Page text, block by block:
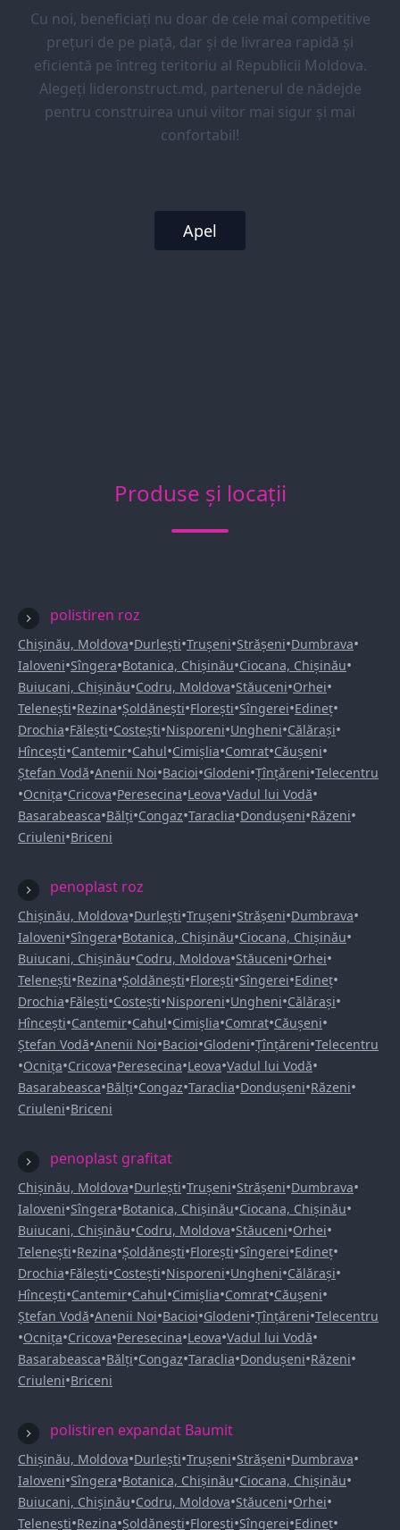
Cu noi, beneficiați nu doar de cele mai competitive
prețuri de pe piață, dar și de livrarea rapidă și
eficientă pe întreg teritoriu al Republicii Moldova.
Alegeți lideronstruct.md, partenerul de nădejde
pentru construirea unui viitor mai sigur și mai
confortabil!
Apel
Produse și locații
polistiren roz
Chișinău, Moldova•Durlești•Trușeni•Strășeni•Dumbrava•
Ialoveni•Sîngera•Botanica, Chișinău•Ciocana, Chișinău•
Buiucani, Chișinău•Codru, Moldova•Stăuceni•Orhei•
Telenești•Rezina•Șoldănești•Florești•Sîngerei•Edineț•
Drochia•Fălești•Costești•Nisporeni•Ungheni•Călărași•
Hîncești•Cantemir•Cahul•Cimișlia•Comrat•Căușeni•
Ștefan Vodă•Anenii Noi•Bacioi•Glodeni•Țînțăreni•Telecentru
•Ocnița•Cricova•Peresecina•Leova•Vadul lui Vodă•
Basarabeasca•Bălți•Congaz•Taraclia•Dondușeni•Răzeni•
Criuleni•Briceni
penoplast roz
Chișinău, Moldova•Durlești•Trușeni•Strășeni•Dumbrava•
Ialoveni•Sîngera•Botanica, Chișinău•Ciocana, Chișinău•
Buiucani, Chișinău•Codru, Moldova•Stăuceni•Orhei•
Telenești•Rezina•Șoldănești•Florești•Sîngerei•Edineț•
Drochia•Fălești•Costești•Nisporeni•Ungheni•Călărași•
Hîncești•Cantemir•Cahul•Cimișlia•Comrat•Căușeni•
Ștefan Vodă•Anenii Noi•Bacioi•Glodeni•Țînțăreni•Telecentru
•Ocnița•Cricova•Peresecina•Leova•Vadul lui Vodă•
Basarabeasca•Bălți•Congaz•Taraclia•Dondușeni•Răzeni•
Criuleni•Briceni
penoplast grafitat
Chișinău, Moldova•Durlești•Trușeni•Strășeni•Dumbrava•
Ialoveni•Sîngera•Botanica, Chișinău•Ciocana, Chișinău•
Buiucani, Chișinău•Codru, Moldova•Stăuceni•Orhei•
Telenești•Rezina•Șoldănești•Florești•Sîngerei•Edineț•
Drochia•Fălești•Costești•Nisporeni•Ungheni•Călărași•
Hîncești•Cantemir•Cahul•Cimișlia•Comrat•Căușeni•
Ștefan Vodă•Anenii Noi•Bacioi•Glodeni•Țînțăreni•Telecentru
•Ocnița•Cricova•Peresecina•Leova•Vadul lui Vodă•
Basarabeasca•Bălți•Congaz•Taraclia•Dondușeni•Răzeni•
Criuleni•Briceni
polistiren expandat Baumit
Chișinău, Moldova•Durlești•Trușeni•Strășeni•Dumbrava•
Ialoveni•Sîngera•Botanica, Chișinău•Ciocana, Chișinău•
Buiucani, Chișinău•Codru, Moldova•Stăuceni•Orhei•
Telenești•Rezina•Șoldănești•Florești•Sîngerei•Edineț•